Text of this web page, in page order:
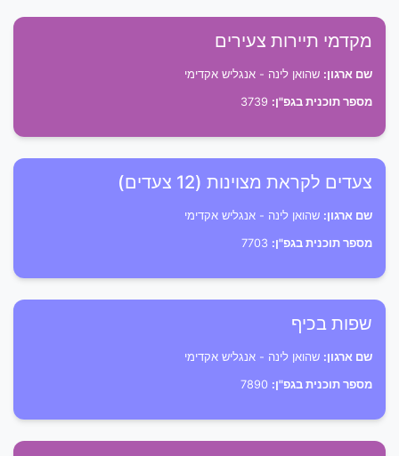
מקדמי תיירות צעירים
שם ארגון: שהואן לינה - אנגליש אקדימי
מספר תוכנית בגפ"ן:
צעדים לקראת מצוינות (12 צעדים)
שם ארגון: שהואן לינה - אנגליש אקדימי
מספר תוכנית בגפ"ן:
שפות בכיף
שם ארגון: שהואן לינה - אנגליש אקדימי
מספר תוכנית בגפ"ן: